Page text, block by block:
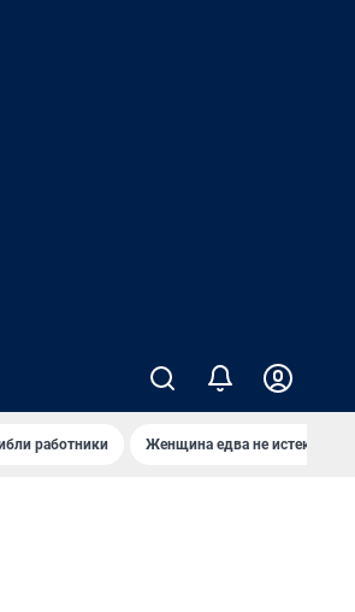
работники Женщина едва не истекла